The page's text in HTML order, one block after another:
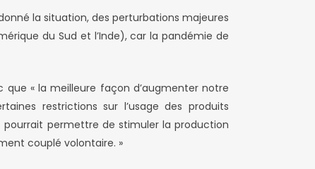
la situation, des perturbations majeures
du Sud et l’Inde), car la pandémie de
« la meilleure façon d’augmenter notre
restrictions sur l’usage des produits
pourrait permettre de stimuler la production
couplé volontaire. »